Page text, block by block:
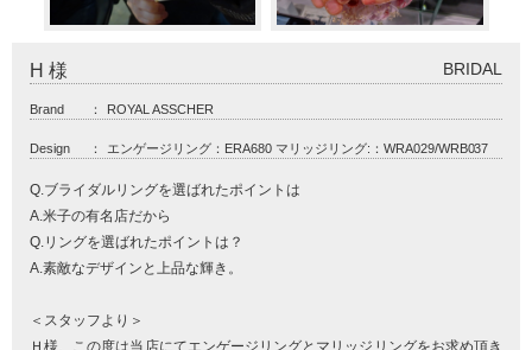
H 様 BRIDAL
Brand ： ROYAL ASSCHER
Design ： エンゲージリング：ERA680 マリッジリング:：WRA029/WRB037
Q.ブライダルリングを選ばれたポイントは
A.米子の有名店だから
Q.リングを選ばれたポイントは？
A.素敵なデザインと上品な輝き。
＜スタッフより＞
Ｈ様、この度は当店にてエンゲージリングとマリッジリングをお求め頂き